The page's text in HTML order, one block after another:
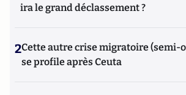
ira le grand déclassement ?
2Cette autre crise migratoire (semi-
se profile après Ceuta